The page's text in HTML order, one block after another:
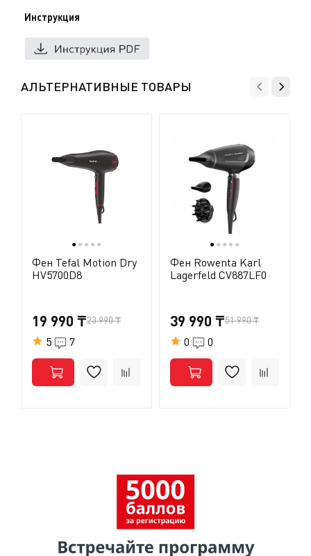
Инструкция
АЛЬТЕРНАТИВНЫЕ ТОВАРЫ
● ● ● ● ●
Фен Tefal Motion Dry
HV5700D8
19 990 ₸23 990 ₸
5 7
● ● ● ● ●
Фен Rowenta Karl
Lagerfeld CV887LF0
39 990 ₸51 990 ₸
0 0